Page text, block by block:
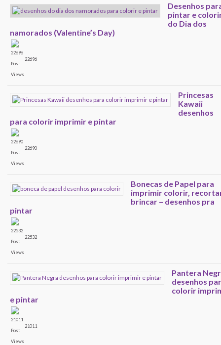
Desenhos
pintar e
do Dia dos
namorados (Valentine’s Day)
22696
Princesas
Kawaii
desenhos
para colorir imprimir e pintar
22690
Bonecas de Papel para
imprimir colorir,
brincar – desenhos pra
pintar
22532
Pantera
desenhos
colorir
e pintar
21011